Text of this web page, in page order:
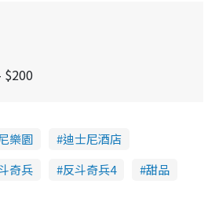
$200
樂園
迪士尼酒店
奇兵 反斗奇兵4 甜品